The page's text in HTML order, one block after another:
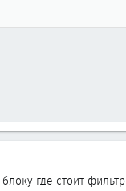
где стоит фильтр